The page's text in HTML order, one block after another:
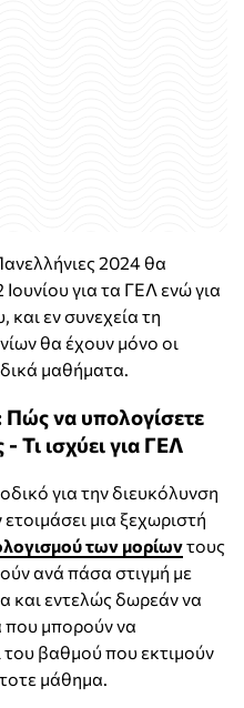
2024 θα
για τα ΓΕΛ ενώ για
και εν συνεχεία τη
θα έχουν μόνο οι
μαθήματα.
Πώς να υπολογίσετε
Τι ισχύει για ΓΕΛ
για την διευκόλυνση
μια ξεχωριστή
των μορίωντους
ανά πάσα στιγμή με
και εντελώς δωρεάν να
που μπορούν να
βαθμού που εκτιμούν
μάθημα.